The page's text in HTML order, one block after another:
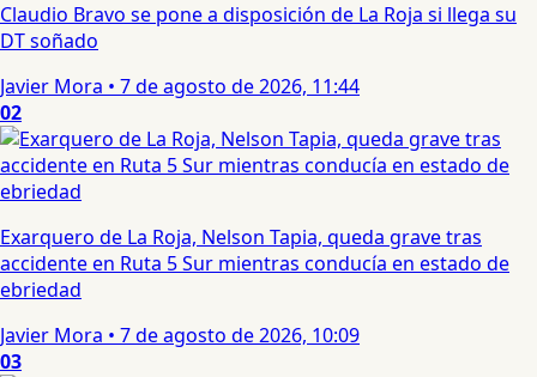
Claudio Bravo se pone a disposición de La Roja si llega su
DT soñado
Javier Mora • 7 de agosto de 2026, 11:44
02
Exarquero de La Roja, Nelson Tapia, queda grave tras
accidente en Ruta 5 Sur mientras conducía en estado de
ebriedad
Javier Mora • 7 de agosto de 2026, 10:09
03